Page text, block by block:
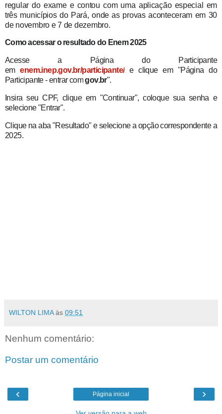
regular do exame e contou com uma aplicação especial em
três municípios do Pará, onde as provas aconteceram em 30
de novembro e 7 de dezembro.
Como acessar o resultado do Enem 2025
Acesse a Página do Participante
em enem.inep.gov.br/participante/ e clique em "Página do
Participante - entrar com gov.br".
Insira seu CPF, clique em "Continuar", coloque sua senha e
selecione "Entrar".
Clique na aba "Resultado" e selecione a opção correspondente a
2025.
WILTON LIMA às 09:51
Nenhum comentário:
Postar um comentário
‹ ›
Página inicial